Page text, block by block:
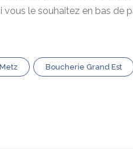
vous le souhaitez en bas de
Boucherie Grand Est